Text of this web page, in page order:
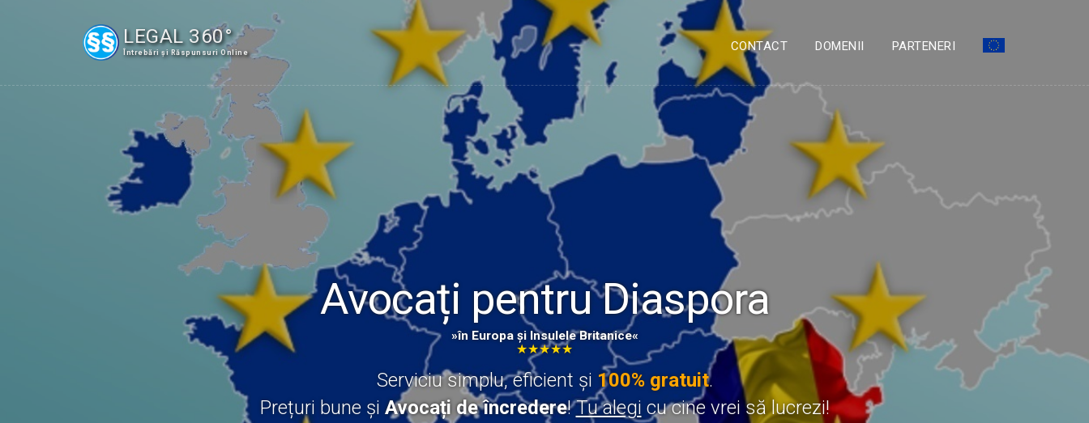
LEGAL 360°
Întrebări și Răspunsuri Online CONTACT DOMENII PARTENERI
Avocați pentru Diaspora
»în Europa și Insulele Britanice«
★★★★★
Serviciu simplu, eficient și 100% gratuit.
Prețuri bune și Avocați de încredere!Tu alegi cu cine vrei să lucrezi!